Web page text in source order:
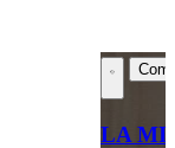
LA